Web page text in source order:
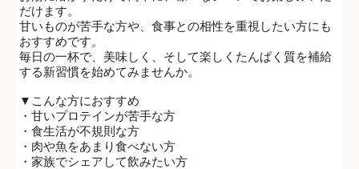
だけます。
甘いものが苦手な方や、食事との相性を重視したい方にも
おすすめです。
毎日の一杯で、美味しく、そして楽しくたんぱく質を補給
する新習慣を始めてみませんか。
▼こんな方におすすめ
・甘いプロテインが苦手な方
・食生活が不規則な方
・肉や魚をあまり食べない方
・家族でシェアして飲みたい方